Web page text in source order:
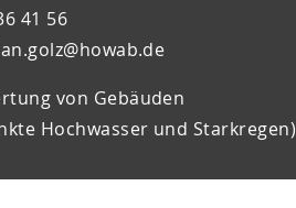
41 56
von Gebäuden
Hochwasser und Starkregen)